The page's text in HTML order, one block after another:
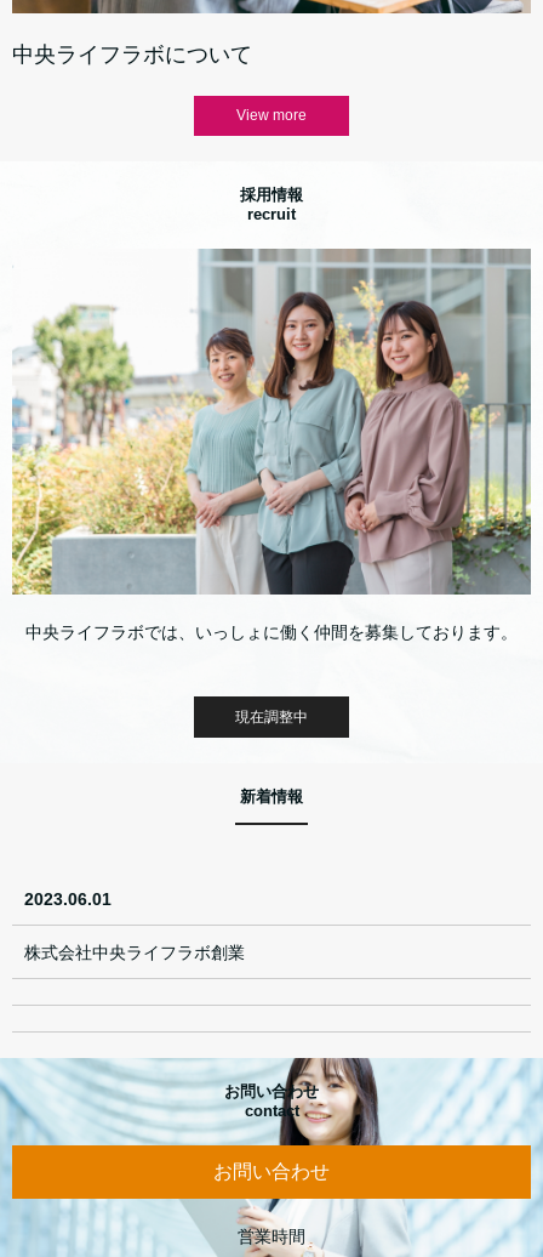
中央ライフラボについて
View more
採用情報
recruit
中央ライフラボでは、いっしょに働く仲間を募集しております。
現在調整中
新着情報
2023.06.01
株式会社中央ライフラボ創業
お問い合わせ
contact
お問い合わせ
営業時間